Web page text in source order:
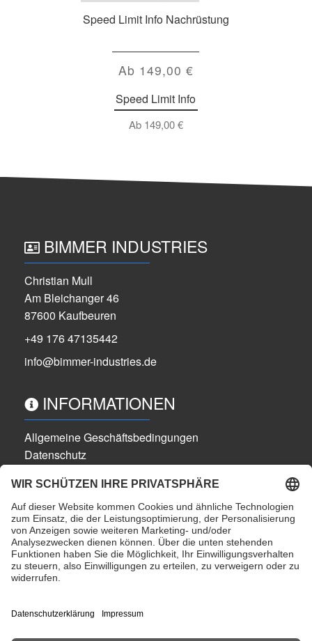
Speed Limit Info Nachrüstung
Ab 149,00 €
Speed Limit Info
Ab 149,00€
INFORMATIONEN
Allgemeine Geschäftsbedingungen
Datenschutz
Cookie-Einstellungen
Impressum
Versandkosten
Partner
alle Preise inkl. gesetzlicher MwSt.
ZAHLUNGSMÖGLICHKEITEN
BIMMER INDUSTRIES
Christian Mull
Am Bleichanger 46
87600 Kaufbeuren
+49 176 47135442
info@bimmer-industries.de